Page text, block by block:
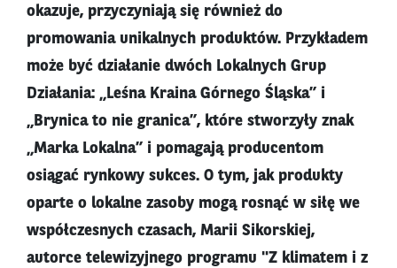
okazuje, przyczyniają się również do
promowania unikalnych produktów. Przykładem
może być działanie dwóch Lokalnych Grup
Działania: „Leśna Kraina Górnego Śląska” i
„Brynica to nie granica”, które stworzyły znak
„Marka Lokalna” i pomagają producentom
osiągać rynkowy sukces. O tym, jak produkty
oparte o lokalne zasoby mogą rosnąć w siłę we
współczesnych czasach, Marii Sikorskiej,
autorce telewizyjnego programu "Z klimatem i z